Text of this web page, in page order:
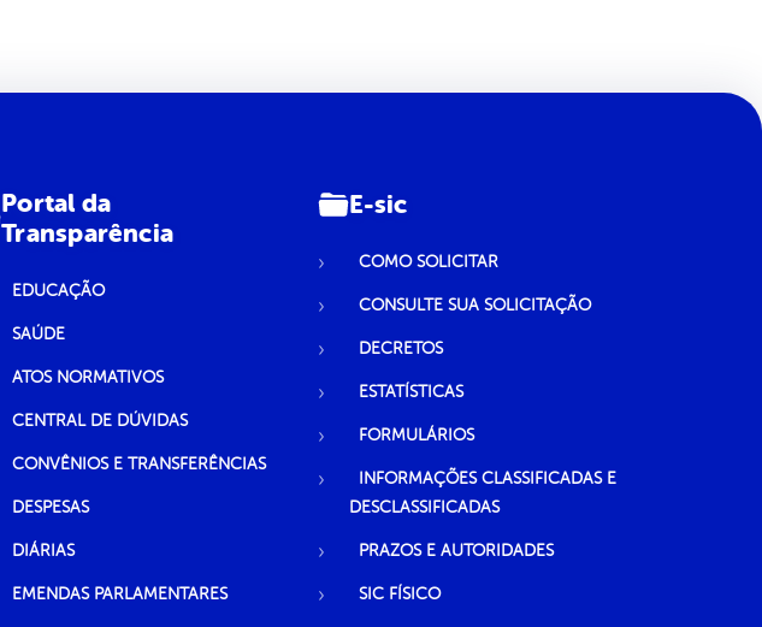
Portal da
Transparência
EDUCAÇÃO
SAÚDE
ATOS NORMATIVOS
CENTRAL DE DÚVIDAS
CONVÊNIOS E TRANSFERÊNCIAS
DESPESAS
DIÁRIAS
EMENDAS PARLAMENTARES
E-sic
COMO SOLICITAR
CONSULTE SUA SOLICITAÇÃO
DECRETOS
ESTATÍSTICAS
FORMULÁRIOS
INFORMAÇÕES CLASSIFICADAS E
DESCLASSIFICADAS
PRAZOS E AUTORIDADES
SIC FÍSICO